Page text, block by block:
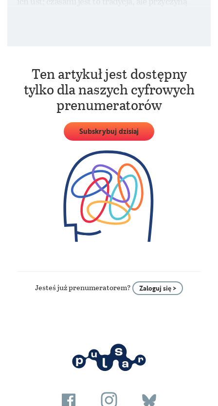
Ten artykuł jest dostępny
tylko dla naszych cyfrowych
prenumeratorów
Subskrybuj dzisiaj
Jesteś już prenumeratorem? Zaloguj się >